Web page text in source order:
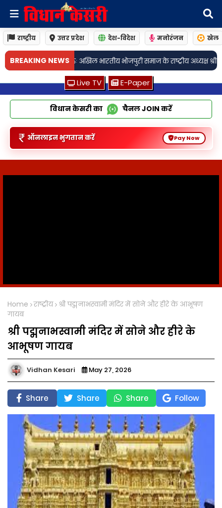
राष्ट्रीय उत्तर प्रदेश देश-विदेश मनोरंजन खेल
BREAKING NEWS
भोजपुरी समाज के राष्ट्रीय अध्यक्ष श्री प्रभुनाथ राय के नेतृत्व में भोजपुरी
Live TV E-Paper
विधान केसरी का चैनलJOIN करें
ऑनलाइन भुगतान करें Pay Now
Home राष्ट्रीय श्री पद्मनाभस्वामी मंदिर में सोने और हीरे के आभूषण
गायब
श्री पद्मनाभस्वामी मंदिर में सोने और हीरे के
आभूषण गायब
Vidhan Kesari May 27, 2026
Share Share Share Follow